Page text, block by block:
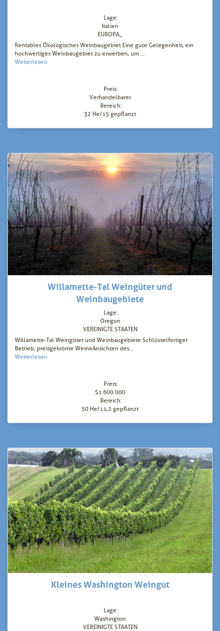
Lage:
Italien
EUROPA_
Rentables Ökologisches Weinbaugebiet Eine gute Gelegenheit, ein
hochwertiges Weinbaugebiet zu erwerben, um ...
Weiterlesen
Preis:
Verhandelbarer
Bereich:
32 He/15 gepflanzt
Willamette-Tal Weingüter und
Weinbaugebiete
Lage:
Oregon
VEREINIGTE STAATEN
Willamette-Tal Weingüter und Weinbaugebiete Schlüsselfertiger
Betrieb, preisgekrönte WeineAnsichten des...
Weiterlesen
Preis:
$1.600.000
Bereich:
50 He/11,2 gepflanzt
Kleines Washington Weingut
Lage:
Washington
VEREINIGTE STAATEN